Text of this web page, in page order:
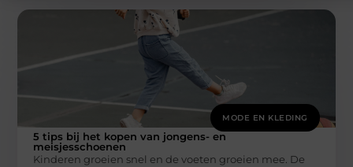
MODE EN KLEDING
5 tips bij het kopen van jongens- en
meisjesschoenen
Kinderen groeien snel en de voeten groeien mee. De